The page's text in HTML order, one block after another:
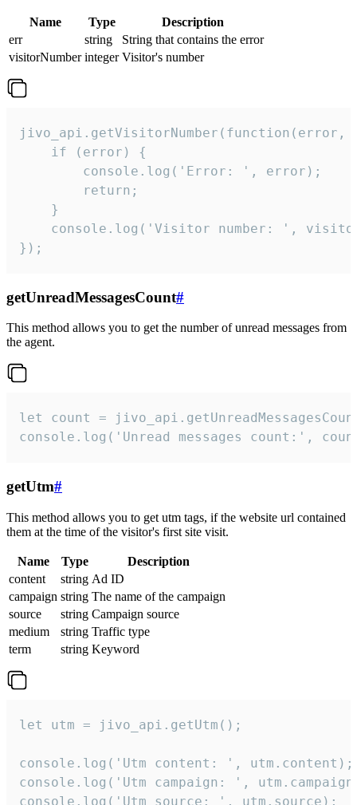
Name Type
Description
err
string
String that contains the error
visitorNumber integer Visitor's number
jivo_api.getVisitorNumber(function(error,
    if (error) {
        console.log('Error: ', error);
        return;
    }
console.log('Visitor number: ',
});
getUnreadMessagesCount#
This method allows you to get the number of unread messages from
the agent.
let count =
console.log('Unread messages count:',
getUtm#
This method allows you to get utm tags, if the website url contained
them at the time of the visitor's first site visit.
Name Type
Description
content
string Ad ID
campaign string The name of the campaign
source
string Campaign source
medium
string Traffic type
term
string Keyword
let utm = jivo_api.getUtm();
console.log('Utm content: ', utm.content);
console.log('Utm campaign: ',
console.log('Utm source: ', utm.source);